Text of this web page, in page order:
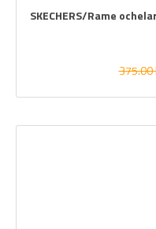
SKECHERS/Rame
375.00